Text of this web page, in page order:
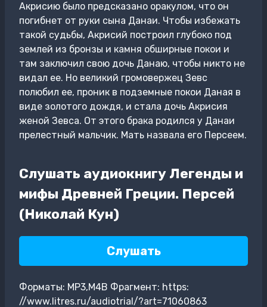
Акрисию было предсказано оракулом, что он
погибнет от руки сына Данаи. Чтобы избежать
такой судьбы, Акрисий построил глубоко под
землей из бронзы и камня обширные покои и
там заключил свою дочь Данаю, чтобы никто не
видал ее. Но великий громовержец Зевс
полюбил ее, проник в подземные покои Даная в
виде золотого дождя, и стала дочь Акрисия
женой Зевса. От этого брака родился у Данаи
прелестный мальчик. Мать назвала его Персеем.
Слушать аудиокнигу Легенды и
мифы Древней Греции. Персей
(Николай Кун)
Слушать
Форматы: MP3,M4B Фрагмент: https:
//www.litres.ru/audiotrial/?art=71060863